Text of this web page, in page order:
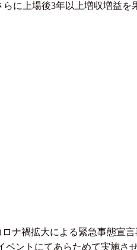
に上場後3年以上増収増益を
ナ禍拡大による緊急事態宣
ベントにてあらためて実施さ